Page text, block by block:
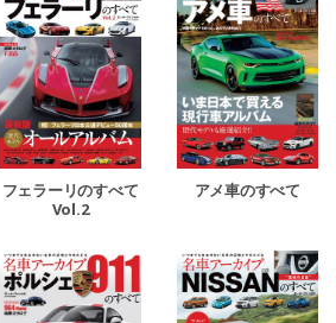
フェラーリのすべて
Vol.2
アメ車のすべて